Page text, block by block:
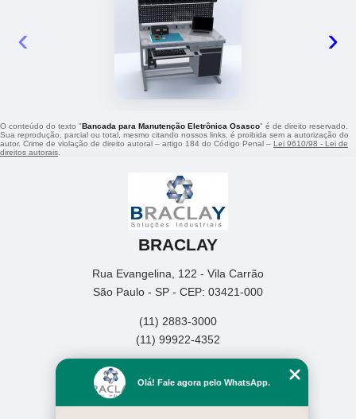
‹ ›
O conteúdo do texto "Bancada para Manutenção Eletrônica Osasco" é de direito reservado.
Sua reprodução, parcial ou total, mesmo citando nossos links, é proibida sem a autorização do
autor. Crime de violação de direito autoral – artigo 184 do Código Penal – Lei 9610/98 - Lei de
direitos autorais.
BRACLAY
Rua Evangelina, 122 - Vila Carrão
São Paulo - SP - CEP: 03421-000
(11) 2883-3000
(11) 99922-4352
Empresa
Missão
Olá! Fale agora pelo WhatsApp.